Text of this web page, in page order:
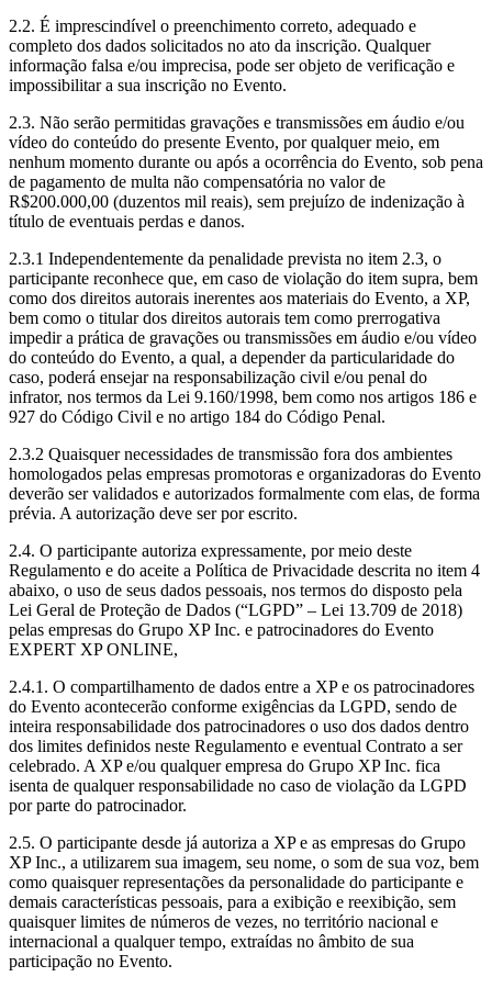
2.2. É imprescindível o preenchimento correto, adequado e
completo dos dados solicitados no ato da inscrição. Qualquer
informação falsa e/ou imprecisa, pode ser objeto de verificação e
impossibilitar a sua inscrição no Evento.
2.3. Não serão permitidas gravações e transmissões em áudio e/ou
vídeo do conteúdo do presente Evento, por qualquer meio, em
nenhum momento durante ou após a ocorrência do Evento, sob pena
de pagamento de multa não compensatória no valor de
R$200.000,00 (duzentos mil reais), sem prejuízo de indenização à
título de eventuais perdas e danos.
2.3.1 Independentemente da penalidade prevista no item 2.3, o
participante reconhece que, em caso de violação do item supra, bem
como dos direitos autorais inerentes aos materiais do Evento, a XP,
bem como o titular dos direitos autorais tem como prerrogativa
impedir a prática de gravações ou transmissões em áudio e/ou vídeo
do conteúdo do Evento, a qual, a depender da particularidade do
caso, poderá ensejar na responsabilização civil e/ou penal do
infrator, nos termos da Lei 9.160/1998, bem como nos artigos 186 e
927 do Código Civil e no artigo 184 do Código Penal.
2.3.2 Quaisquer necessidades de transmissão fora dos ambientes
homologados pelas empresas promotoras e organizadoras do Evento
deverão ser validados e autorizados formalmente com elas, de forma
prévia. A autorização deve ser por escrito.
2.4. O participante autoriza expressamente, por meio deste
Regulamento e do aceite a Política de Privacidade descrita no item 4
abaixo, o uso de seus dados pessoais, nos termos do disposto pela
Lei Geral de Proteção de Dados (“LGPD” – Lei 13.709 de 2018)
pelas empresas do Grupo XP Inc. e patrocinadores do Evento
EXPERT XP ONLINE,
2.4.1. O compartilhamento de dados entre a XP e os patrocinadores
do Evento acontecerão conforme exigências da LGPD, sendo de
inteira responsabilidade dos patrocinadores o uso dos dados dentro
dos limites definidos neste Regulamento e eventual Contrato a ser
celebrado. A XP e/ou qualquer empresa do Grupo XP Inc. fica
isenta de qualquer responsabilidade no caso de violação da LGPD
por parte do patrocinador.
2.5. O participante desde já autoriza a XP e as empresas do Grupo
XP Inc., a utilizarem sua imagem, seu nome, o som de sua voz, bem
como quaisquer representações da personalidade do participante e
demais características pessoais, para a exibição e reexibição, sem
quaisquer limites de números de vezes, no território nacional e
internacional a qualquer tempo, extraídas no âmbito de sua
participação no Evento.